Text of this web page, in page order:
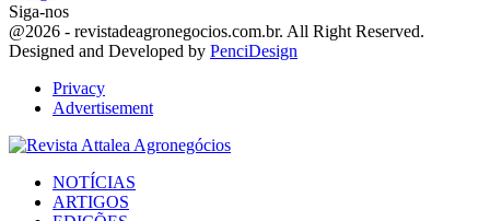
Siga-nos
Facebook
Twitter
Instagram
Linkedin
Youtube
Email
@2026 - revistadeagronegocios.com.br. All Right Reserved.
Designed and Developed by PenciDesign
Privacy
Advertisement
NOTÍCIAS
ARTIGOS